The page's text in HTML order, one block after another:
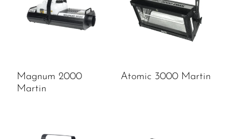
Magnum 2000
Martin
Atomic 3000 Martin